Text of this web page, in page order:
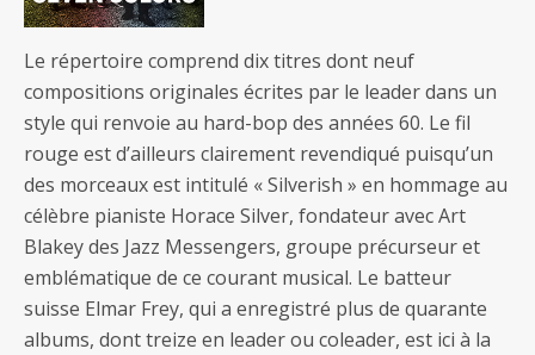
Le répertoire comprend dix titres dont neuf
compositions originales écrites par le leader dans un
style qui renvoie au hard-bop des années 60. Le fil
rouge est d’ailleurs clairement revendiqué puisqu’un
des morceaux est intitulé « Silverish » en hommage au
célèbre pianiste Horace Silver, fondateur avec Art
Blakey des Jazz Messengers, groupe précurseur et
emblématique de ce courant musical. Le batteur
suisse Elmar Frey, qui a enregistré plus de quarante
albums, dont treize en leader ou coleader, est ici à la